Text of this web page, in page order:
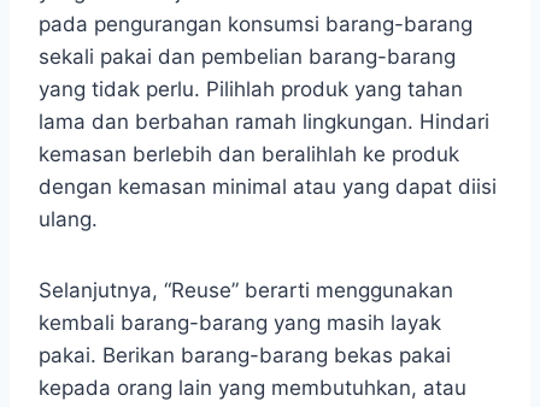
pada pengurangan konsumsi barang-barang
sekali pakai dan pembelian barang-barang
yang tidak perlu. Pilihlah produk yang tahan
lama dan berbahan ramah lingkungan. Hindari
kemasan berlebih dan beralihlah ke produk
dengan kemasan minimal atau yang dapat diisi
ulang.
Selanjutnya, “Reuse” berarti menggunakan
kembali barang-barang yang masih layak
pakai. Berikan barang-barang bekas pakai
kepada orang lain yang membutuhkan, atau